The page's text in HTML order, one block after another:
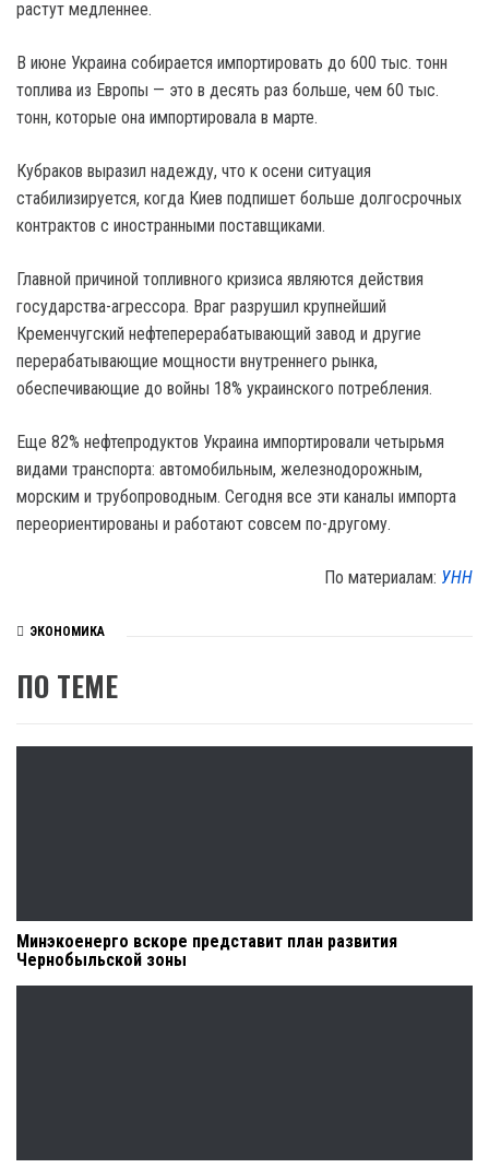
растут медленнее.
В июне Украина собирается импортировать до 600 тыс. тонн
топлива из Европы — это в десять раз больше, чем 60 тыс.
тонн, которые она импортировала в марте.
Кубраков выразил надежду, что к осени ситуация
стабилизируется, когда Киев подпишет больше долгосрочных
контрактов с иностранными поставщиками.
Главной причиной топливного кризиса являются действия
государства-агрессора. Враг разрушил крупнейший
Кременчугский нефтеперерабатывающий завод и другие
перерабатывающие мощности внутреннего рынка,
обеспечивающие до войны 18% украинского потребления.
Еще 82% нефтепродуктов Украина импортировали четырьмя
видами транспорта: автомобильным, железнодорожным,
морским и трубопроводным. Сегодня все эти каналы импорта
переориентированы и работают совсем по-другому.
По материалам: УНН
ЭКОНОМИКА
ПО ТЕМЕ
Минэкоенерго вскоре представит план развития
Чернобыльской зоны